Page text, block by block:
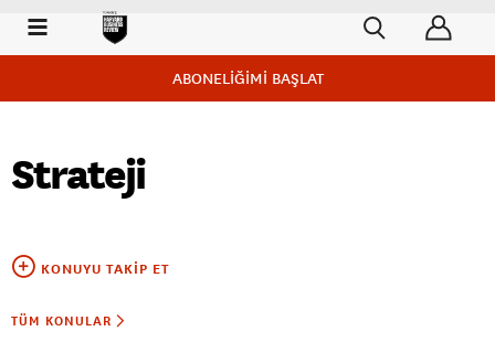
ABONELİĞİMİ BAŞLAT
Strateji
KONUYU TAKIP ET
TÜM KONULAR